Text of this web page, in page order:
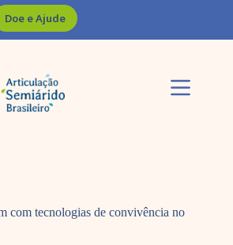
Doe e Ajude
com tecnologias de convivência no